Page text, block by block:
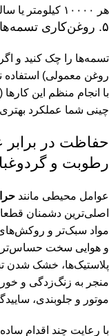
هر ۱۰۰۰۰ کیلومتر یا سالی یک‌بار انجام دهید.
۵. روغن‌کاری تسمه‌ها و پولی‌ها
تسمه‌ها را چک کنید و
روغن معمولی) استفاده
با انجام منظم این
چینی شما عملکرد
حفاظت در برابر
رطوبت و
عوامل محیطی مانند
اصلی‌ترین دشمنان
مواد سبک‌تر و
و هوایی سخت
پلاستیک‌ها، خشک شدن
منجر به زنگ‌زدگی و
موتور و جلوبندی،
با رعایت چند اقدام